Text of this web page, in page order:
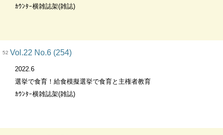
ｶｳﾝﾀｰ横雑誌架(雑誌)
52 Vol.22 No.6 (254)
2022.6
選挙で食育！給食模擬選挙で食育と主権者教育
ｶｳﾝﾀｰ横雑誌架(雑誌)